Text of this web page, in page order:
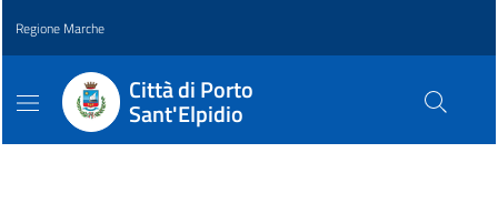
Regione Marche
Città di Porto
Sant'Elpidio